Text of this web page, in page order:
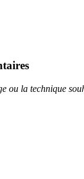
ou la technique